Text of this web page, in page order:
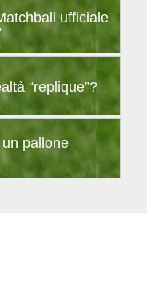
ufficiale
“replique”?
pallone